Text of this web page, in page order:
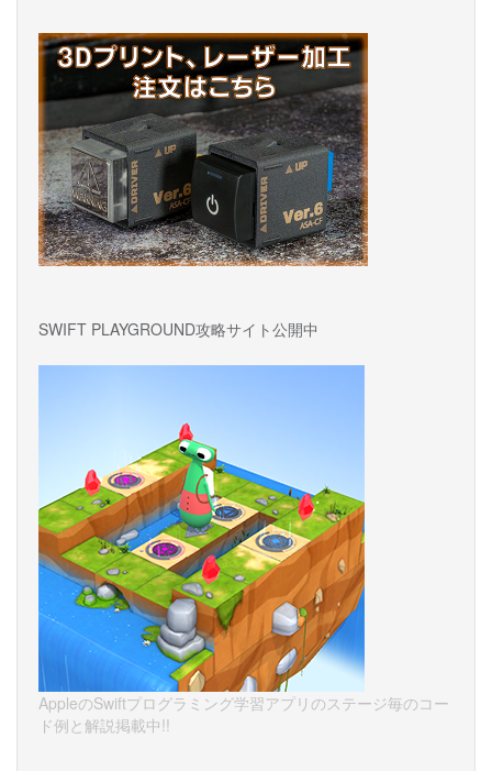
り
SWIFT PLAYGROUND攻略サイト公開中
AppleのSwiftプログラミング学習アプリのステージ毎のコー
ド例と解説掲載中!!